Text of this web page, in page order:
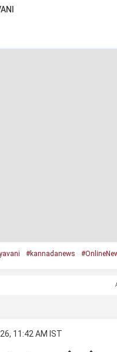
#kannadanews
11:42 AM IST